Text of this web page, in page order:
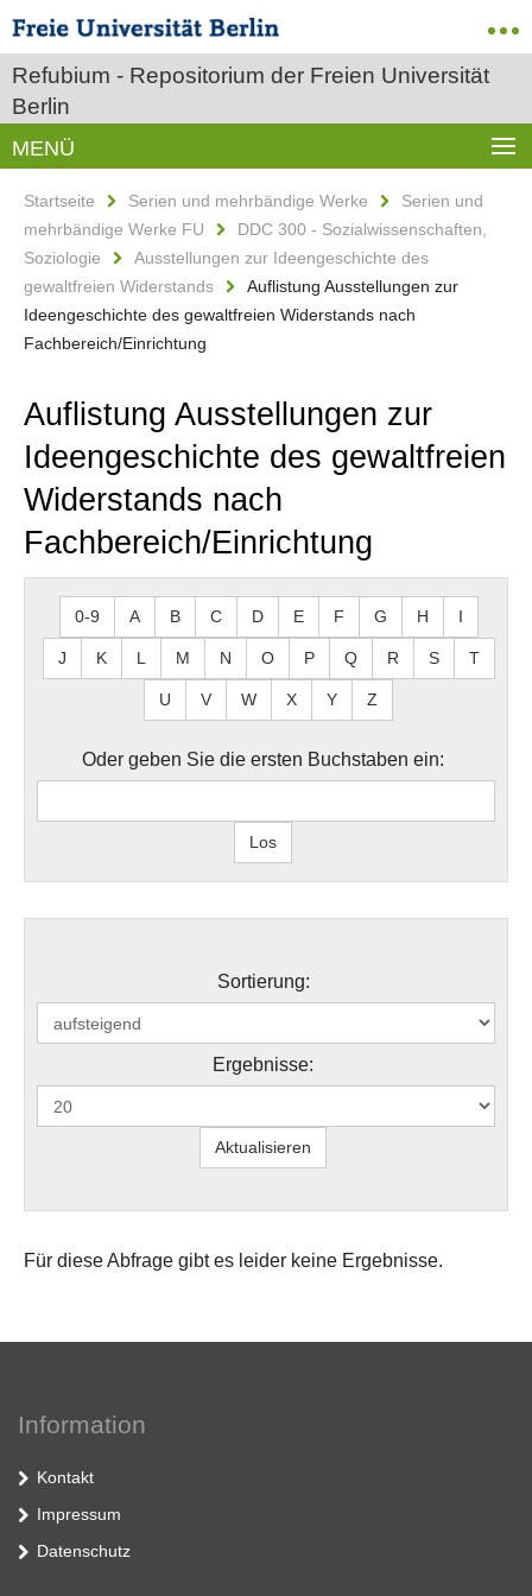
Refubium - Repositorium der Freien Universität
Berlin
MENÜ
Startseite Serien und mehrbändige Werke
Serien und
mehrbändige Werke FU
DDC 300 - Sozialwissenschaften,
Soziologie
Ausstellungen zur Ideengeschichte des
gewaltfreien Widerstands
Auflistung Ausstellungen zur
Ideengeschichte des gewaltfreien Widerstands nach
Fachbereich/Einrichtung
Auflistung Ausstellungen zur
Ideengeschichte des gewaltfreien
Widerstands nach
Fachbereich/Einrichtung
0-9 A B C D E F G H I
J K L M N O P Q R S T
U V W X Y Z
Oder geben Sie die ersten Buchstaben ein:
Sortierung:
Ergebnisse:
Für diese Abfrage gibt es leider keine Ergebnisse.
Information
Kontakt
Impressum
Datenschutz